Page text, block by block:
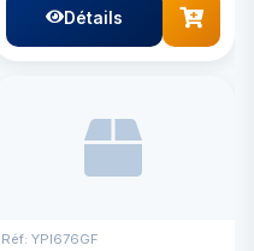
Détails
Réf: YPI676GF